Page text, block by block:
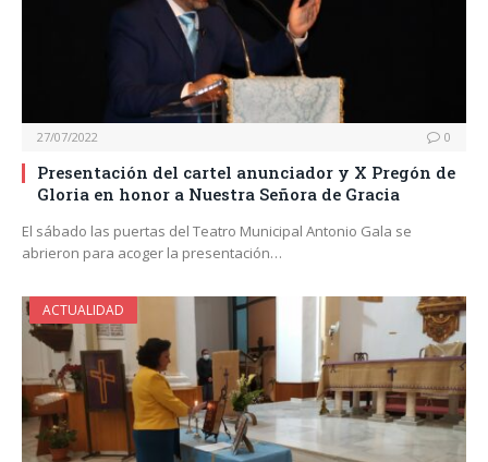
27/07/2022 0
Presentación del cartel anunciador y X Pregón de
Gloria en honor a Nuestra Señora de Gracia
El sábado las puertas del Teatro Municipal Antonio Gala se
abrieron para acoger la presentación…
ACTUALIDAD